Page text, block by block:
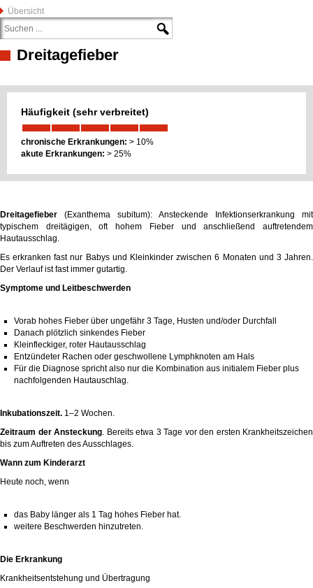
Übersicht
Dreitagefieber
Häufigkeit (sehr verbreitet)
chronische Erkrankungen: > 10%
akute Erkrankungen: > 25%
Dreitagefieber (Exanthema subitum): Ansteckende Infektionserkrankung mit
typischem dreitägigen, oft hohem Fieber und anschließend auftretendem
Hautausschlag.
Es erkranken fast nur Babys und Kleinkinder zwischen 6 Monaten und 3 Jahren.
Der Verlauf ist fast immer gutartig.
Symptome und Leitbeschwerden
Vorab hohes Fieber über ungefähr 3 Tage, Husten und/oder Durchfall
Danach plötzlich sinkendes Fieber
Kleinfleckiger, roter Hautausschlag
Entzündeter Rachen oder geschwollene Lymphknoten am Hals
Für die Diagnose spricht also nur die Kombination aus initialem Fieber plus
nachfolgenden Hautauschlag.
Inkubationszeit. 1–2 Wochen.
Zeitraum der Ansteckung. Bereits etwa 3 Tage vor den ersten Krankheitszeichen
bis zum Auftreten des Ausschlages.
Wann zum Kinderarzt
Heute noch, wenn
das Baby länger als 1 Tag hohes Fieber hat.
weitere Beschwerden hinzutreten.
Die Erkrankung
Krankheitsentstehung und Übertragung